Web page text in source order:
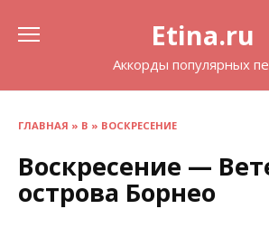
Etina.ru
Аккорды популярных
ГЛАВНАЯ » В » ВОСКРЕСЕНИЕ
Воскресение —
острова Борнео